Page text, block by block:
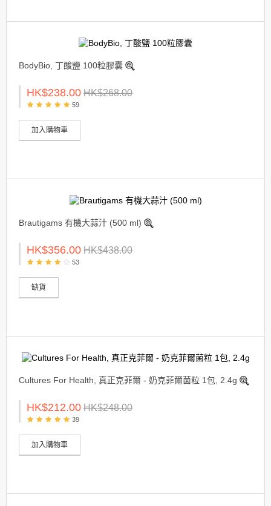
BodyBio, 丁酸鹽 100粒膠囊
HK$238.00 HK$268.00
59
加入購物車
Brautigams 有機大蒜汁 (500 ml)
HK$356.00 HK$438.00
53
缺貨
Cultures For Health, 真正克菲爾 - 奶克菲爾菌粒 1包, 2.4g
HK$212.00 HK$248.00
39
加入購物車